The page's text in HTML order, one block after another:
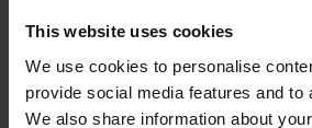
This website uses cookies
We use cookies to personalise
provide social media features and to
We also share information about
れ自体は目新しいものではありませ
した条件に沿って、プッシュ通知や
知を受け取る―これはかなり基本的
ょう。